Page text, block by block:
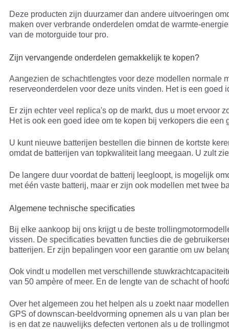
Deze producten zijn duurzamer dan andere uitvoeringen
maken over verbrande onderdelen omdat de warmte-
van de motorguide tour pro.
Zijn vervangende onderdelen gemakkelijk te kopen?
Aangezien de schachtlengtes voor deze modellen normale
reserveonderdelen voor deze units vinden. Het is een goed
Er zijn echter veel replica's op de markt, dus u moet ervoor
Het is ook een goed idee om te kopen bij verkopers die een
U kunt nieuwe batterijen bestellen die binnen de kortste
omdat de batterijen van topkwaliteit lang meegaan. U zult
De langere duur voordat de batterij leegloopt, is mogelijk
met één vaste batterij, maar er zijn ook modellen met twee
Algemene technische specificaties
Bij elke aankoop bij ons krijgt u de beste
vissen. De specificaties bevatten functies die de
batterijen. Er zijn bepalingen voor een garantie om uw
Ook vindt u modellen met verschillende
van 50 ampère of meer. En de lengte van de schacht of
Over het algemeen zou het helpen als u zoekt naar
GPS of downscan-beeldvorming opnemen als u van plan
is en dat ze nauwelijks defecten vertonen als u de